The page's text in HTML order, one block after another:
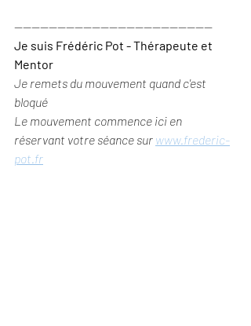
----------------------------------------------
Je suis Frédéric Pot - Thérapeute et
Mentor
Je remets du mouvement quand c'est
bloqué
Le mouvement commence ici en
réservant votre séance sur www.frederic-
pot.fr